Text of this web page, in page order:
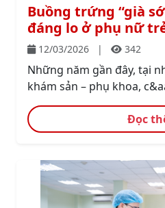
Buồng trứng “già
đáng lo ở phụ nữ
12/03/2026 | 342
Những năm gần đây, tại
khám sản – phụ khoa,
Đọc